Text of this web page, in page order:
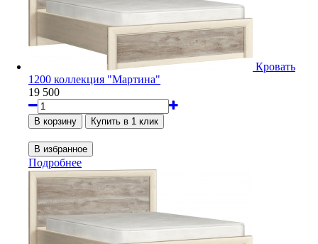
Кровать
1200 коллекция "Мартина"
19 500
Подробнее